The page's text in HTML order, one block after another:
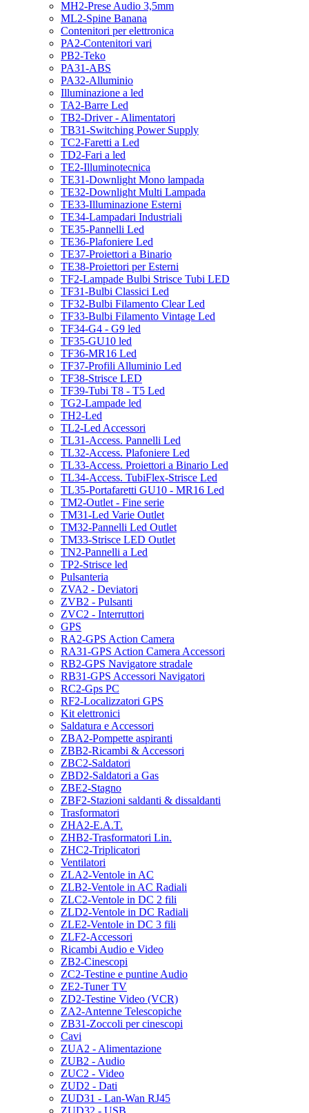
MH2-Prese Audio 3,5mm
ML2-Spine Banana
Contenitori per elettronica
PA2-Contenitori vari
PB2-Teko
PA31-ABS
PA32-Alluminio
Illuminazione a led
TA2-Barre Led
TB2-Driver - Alimentatori
TB31-Switching Power Supply
TC2-Faretti a Led
TD2-Fari a led
TE2-Illuminotecnica
TE31-Downlight Mono lampada
TE32-Downlight Multi Lampada
TE33-Illuminazione Esterni
TE34-Lampadari Industriali
TE35-Pannelli Led
TE36-Plafoniere Led
TE37-Proiettori a Binario
TE38-Proiettori per Esterni
TF2-Lampade Bulbi Strisce Tubi LED
TF31-Bulbi Classici Led
TF32-Bulbi Filamento Clear Led
TF33-Bulbi Filamento Vintage Led
TF34-G4 - G9 led
TF35-GU10 led
TF36-MR16 Led
TF37-Profili Alluminio Led
TF38-Strisce LED
TF39-Tubi T8 - T5 Led
TG2-Lampade led
TH2-Led
TL2-Led Accessori
TL31-Access. Pannelli Led
TL32-Access. Plafoniere Led
TL33-Access. Proiettori a Binario Led
TL34-Access. TubiFlex-Strisce Led
TL35-Portafaretti GU10 - MR16 Led
TM2-Outlet - Fine serie
TM31-Led Varie Outlet
TM32-Pannelli Led Outlet
TM33-Strisce LED Outlet
TN2-Pannelli a Led
TP2-Strisce led
Pulsanteria
ZVA2 - Deviatori
ZVB2 - Pulsanti
ZVC2 - Interruttori
GPS
RA2-GPS Action Camera
RA31-GPS Action Camera Accessori
RB2-GPS Navigatore stradale
RB31-GPS Accessori Navigatori
RC2-Gps PC
RF2-Localizzatori GPS
Kit elettronici
Saldatura e Accessori
ZBA2-Pompette aspiranti
ZBB2-Ricambi & Accessori
ZBC2-Saldatori
ZBD2-Saldatori a Gas
ZBE2-Stagno
ZBF2-Stazioni saldanti & dissaldanti
Trasformatori
ZHA2-E.A.T.
ZHB2-Trasformatori Lin.
ZHC2-Triplicatori
Ventilatori
ZLA2-Ventole in AC
ZLB2-Ventole in AC Radiali
ZLC2-Ventole in DC 2 fili
ZLD2-Ventole in DC Radiali
ZLE2-Ventole in DC 3 fili
ZLF2-Accessori
Ricambi Audio e Video
ZB2-Cinescopi
ZC2-Testine e puntine Audio
ZE2-Tuner TV
ZD2-Testine Video (VCR)
ZA2-Antenne Telescopiche
ZB31-Zoccoli per cinescopi
Cavi
ZUA2 - Alimentazione
ZUB2 - Audio
ZUC2 - Video
ZUD2 - Dati
ZUD31 - Lan-Wan RJ45
ZUD32 - USB